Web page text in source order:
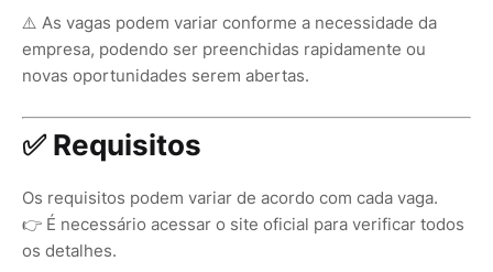
⚠️ As vagas podem variar conforme a necessidade da
empresa, podendo ser preenchidas rapidamente ou
novas oportunidades serem abertas.
✅ Requisitos
Os requisitos podem variar de acordo com cada vaga.
👉 É necessário acessar o site oficial para verificar todos
os detalhes.